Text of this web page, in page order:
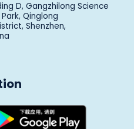
D, Gangzhilong Science
Qinglong
Shenzhen,